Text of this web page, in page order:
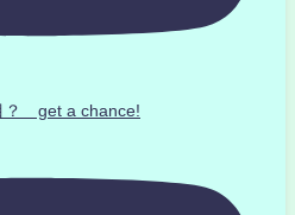
？ get a chance!